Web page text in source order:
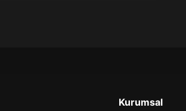
Kurumsal